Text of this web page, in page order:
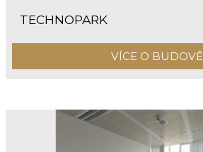
TECHNOPARK
VÍCE O BUDOVĚ